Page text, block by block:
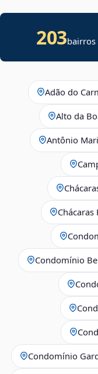
203bairros
Adão do
Alto da
Antônio
Chácaras
Condomínio
Condomínio